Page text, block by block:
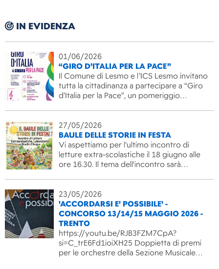
IN EVIDENZA
01/06/2026
“GIRO D’ITALIA PER LA PACE”
Il Comune di Lesmo e l’ICS Lesmo invitano
tutta la cittadinanza a partecipare a “Giro
d’Italia per la Pace”, un pomeriggio…
27/05/2026
BAULE DELLE STORIE IN FESTA
Vi aspettiamo per l'ultimo incontro di
letture extra-scolastiche il 18 giugno alle
ore 16.30. Il tema dell'incontro sarà…
23/05/2026
'ACCORDARSI E' POSSIBILE' -
CONCORSO 13/14/15 MAGGIO 2026 -
TRENTO
https://youtu.be/RJB3FZM7CpA?
si=C_trE6Fd1ioiXH25 Doppietta di premi
per le orchestre della Sezione Musicale…